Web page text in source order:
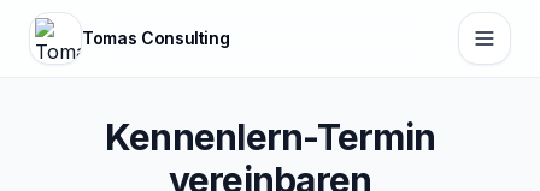
Tomas Consulting
Kennenlern-Termin
vereinbaren